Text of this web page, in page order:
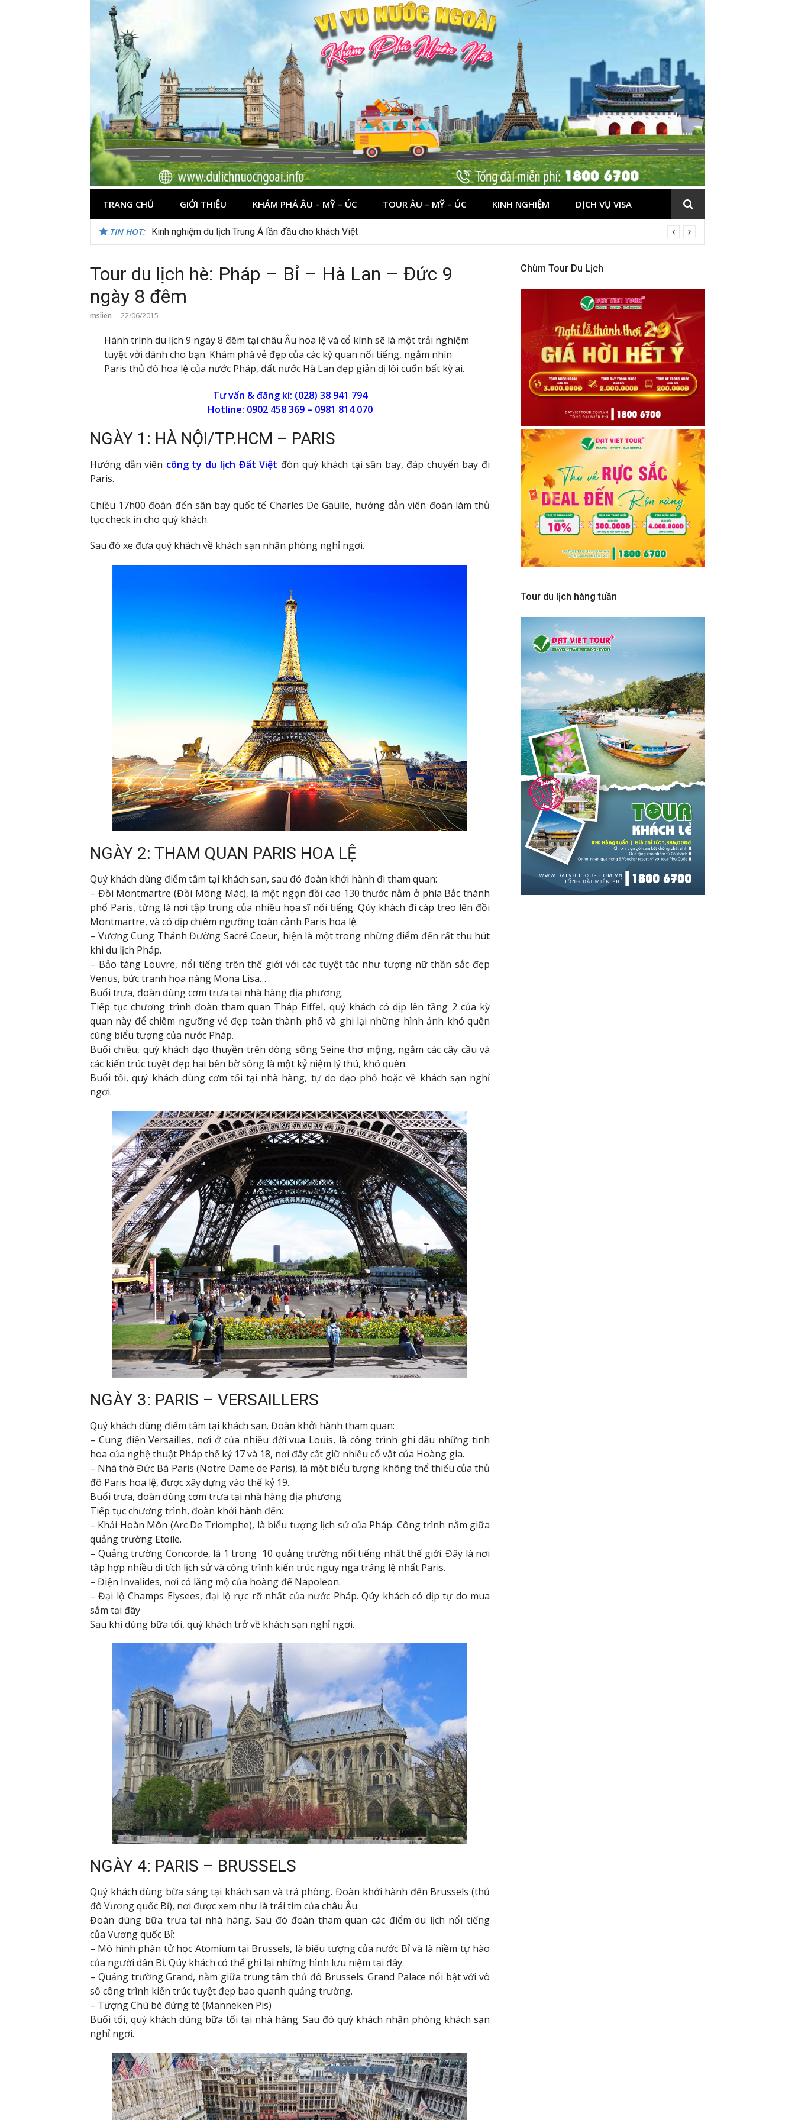
TRANG CHỦ GIỚI THIỆU KHÁM PHÁ ÂU – MỸ – ÚC TOUR ÂU – MỸ – ÚC KINH NGHIỆM DỊCH VỤ VISA
TIN HOT: Du lịch Maldives – Lần đầu nên đi đâu, chơi gì?
Tour du lịch hè: Pháp – Bỉ – Hà Lan – Đức 9
ngày 8 đêm
mslien 22/06/2015
Hành trình du lịch 9 ngày 8 đêm tại châu Âu hoa lệ và cổ kính sẽ là một trải nghiệm
tuyệt vời dành cho bạn. Khám phá vẻ đẹp của các kỳ quan nổi tiếng, ngắm nhìn
Paris thủ đô hoa lệ của nước Pháp, đất nước Hà Lan đẹp giản dị lôi cuốn bất kỳ ai.
Tư vấn & đăng kí: (028) 38 941 794
Hotline: 0902 458 369 – 0981 814 070
NGÀY 1: HÀ NỘI/TP.HCM – PARIS
Hướng dẫn viên công ty du lịch Đất Việt đón quý khách tại sân bay, đáp chuyến bay đi
Paris.
Chiều 17h00 đoàn đến sân bay quốc tế Charles De Gaulle, hướng dẫn viên đoàn làm thủ
tục check in cho quý khách.
Sau đó xe đưa quý khách về khách sạn nhận phòng nghỉ ngơi.
NGÀY 2: THAM QUAN PARIS HOA LỆ
Quý khách dùng điểm tâm tại khách sạn, sau đó đoàn khởi hành đi tham quan:
– Đồi Montmartre (Đồi Mông Mác), là một ngọn đồi cao 130 thước nằm ở phía Bắc thành
phố Paris, từng là nơi tập trung của nhiều họa sĩ nổi tiếng. Qúy khách đi cáp treo lên đồi
Montmartre, và có dịp chiêm ngưỡng toàn cảnh Paris hoa lệ.
– Vương Cung Thánh Đường Sacré Coeur, hiện là một trong những điểm đến rất thu hút
khi du lịch Pháp.
– Bảo tàng Louvre, nổi tiếng trên thế giới với các tuyệt tác như tượng nữ thần sắc đẹp
Venus, bức tranh họa nàng Mona Lisa…
Buổi trưa, đoàn dùng cơm trưa tại nhà hàng địa phương.
Tiếp tục chương trình đoàn tham quan Tháp Eiffel, quý khách có dịp lên tầng 2 của kỳ
quan này để chiêm ngưỡng vẻ đẹp toàn thành phố và ghi lại những hình ảnh khó quên
cùng biểu tượng của nước Pháp.
Buổi chiều, quý khách dạo thuyền trên dòng sông Seine thơ mộng, ngắm các cây cầu và
các kiến trúc tuyệt đẹp hai bên bờ sông là một kỷ niệm lý thú, khó quên.
Buổi tối, quý khách dùng cơm tối tại nhà hàng, tự do dạo phố hoặc về khách sạn nghỉ
ngơi.
NGÀY 3: PARIS – VERSAILLERS
Quý khách dùng điểm tâm tại khách sạn. Đoàn khởi hành tham quan:
– Cung điện Versailles, nơi ở của nhiều đời vua Louis, là công trình ghi dấu những tinh
hoa của nghệ thuật Pháp thế kỷ 17 và 18, nơi đây cất giữ nhiều cổ vật của Hoàng gia.
– Nhà thờ Đức Bà Paris (Notre Dame de Paris), là một biểu tượng không thể thiếu của thủ
đô Paris hoa lệ, được xây dựng vào thế kỷ 19.
Buổi trưa, đoàn dùng cơm trưa tại nhà hàng địa phương.
Tiếp tục chương trình, đoàn khởi hành đến:
– Khải Hoàn Môn (Arc De Triomphe), là biểu tượng lịch sử của Pháp. Công trình nằm giữa
quảng trường Etoile.
– Quảng trường Concorde, là 1 trong 10 quảng trường nổi tiếng nhất thế giới. Đây là nơi
tập hợp nhiều di tích lịch sử và công trình kiến trúc nguy nga tráng lệ nhất Paris.
– Điện Invalides, nơi có lăng mộ của hoàng đế Napoleon.
– Đại lộ Champs Elysees, đại lộ rực rỡ nhất của nước Pháp. Qúy khách có dịp tự do mua
sắm tại đây
Sau khi dùng bữa tối, quý khách trở về khách sạn nghỉ ngơi.
NGÀY 4: PARIS – BRUSSELS
Quý khách dùng bữa sáng tại khách sạn và trả phòng. Đoàn khởi hành đến Brussels (thủ
đô Vương quốc Bỉ), nơi được xem như là trái tim của châu Âu.
Đoàn dùng bữa trưa tại nhà hàng. Sau đó đoàn tham quan các điểm du lịch nổi tiếng
của Vương quốc Bỉ:
– Mô hình phân tử học Atomium tại Brussels, là biểu tượng của nước Bỉ và là niềm tự hào
của người dân Bỉ. Qúy khách có thể ghi lại những hình lưu niệm tại đây.
– Quảng trường Grand, nằm giữa trung tâm thủ đô Brussels. Grand Palace nổi bật với vô
số công trình kiến trúc tuyệt đẹp bao quanh quảng trường.
– Tượng Chú bé đứng tè (Manneken Pis)
Buổi tối, quý khách dùng bữa tối tại nhà hàng. Sau đó quý khách nhận phòng khách sạn
nghỉ ngơi.
Chùm Tour Du Lịch
Tour du lịch hàng tuần